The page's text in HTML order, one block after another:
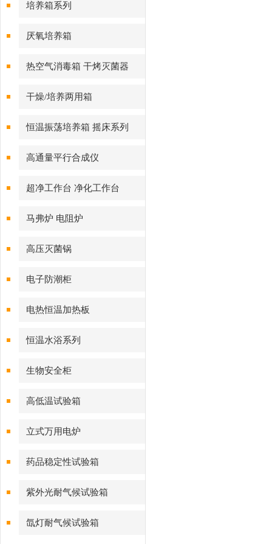
培养箱系列
厌氧培养箱
热空气消毒箱 干烤灭菌器
干燥/培养两用箱
恒温振荡培养箱 摇床系列
高通量平行合成仪
超净工作台 净化工作台
马弗炉 电阻炉
高压灭菌锅
电子防潮柜
电热恒温加热板
恒温水浴系列
生物安全柜
高低温试验箱
立式万用电炉
药品稳定性试验箱
紫外光耐气候试验箱
氙灯耐气候试验箱